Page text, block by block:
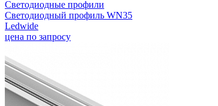
Светодиодные профили
Светодиодный профиль WN35
Ledwide
цена по запросу